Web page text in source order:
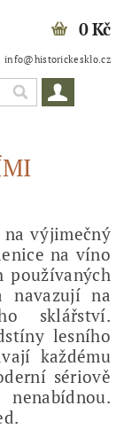
info@historickesklo.cz
0 Kč
na výjimečný
na víno
používaných
navazují na
sklářství.
lesního
každému
sériově